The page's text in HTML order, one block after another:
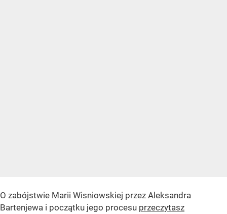
O zabójstwie Marii Wisniowskiej przez Aleksandra
Bartenjewa i początku jego procesu przeczytasz